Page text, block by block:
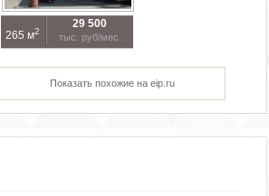
265 м2
29 500
тыс. руб/мес.
Показать похожие на eip.ru